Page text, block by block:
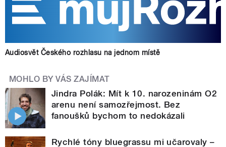
Audiosvět Českého rozhlasu na jednom místě
MOHLO BY VÁS ZAJÍMAT
Jindra Polák: Mít k 10. narozeninám O2
arenu není samozřejmost. Bez
fanoušků bychom to nedokázali
Rychlé tóny bluegrassu mi učarovaly –